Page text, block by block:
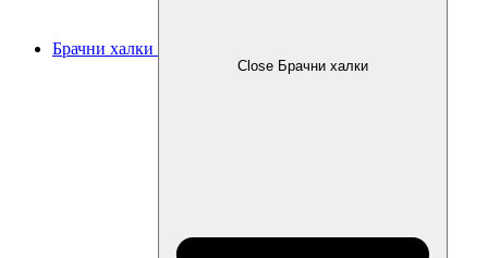
Брачни халки
Close Брачни халки